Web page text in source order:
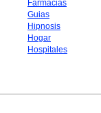
Farmacias
Guias
Hipnosis
Hogar
Hospitales